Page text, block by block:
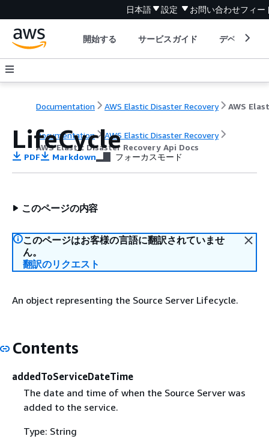
日本語 設定 お問い合わせフィー
開始する サービスガイド デベロッパ
Documentation AWS Elastic Disaster Recovery
Documentation
AWS Elastic Disaster Recovery
AWS Elastic Disaster Recovery Api Docs
LifeCycle
PDF Markdown フォーカスモード
このページの内容
このページはお客様の言語に翻訳されていませ
ん。
翻訳のリクエスト
An object representing the Source Server Lifecycle.
Contents
addedToServiceDateTime
The date and time of when the Source Server was
added to the service.
Type: String